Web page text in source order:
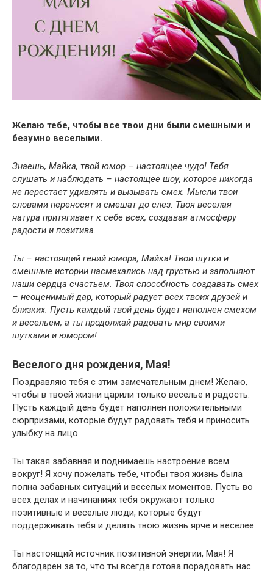
Желаю тебе, чтобы все твои дни были смешными и
безумно веселыми.
Знаешь, Майка, твой юмор – настоящее чудо! Тебя
слушать и наблюдать – настоящее шоу, которое никогда
не перестает удивлять и вызывать смех. Мысли твои
словами переносят и смешат до слез. Твоя веселая
натура притягивает к себе всех, создавая атмосферу
радости и позитива.
Ты – настоящий гений юмора, Майка! Твои шутки и
смешные истории насмехались над грустью и заполняют
наши сердца счастьем. Твоя способность создавать смех
– неоценимый дар, который радует всех твоих друзей и
близких. Пусть каждый твой день будет наполнен смехом
и весельем, а ты продолжай радовать мир своими
шутками и юмором!
Веселого дня рождения, Мая!
Поздравляю тебя с этим замечательным днем! Желаю,
чтобы в твоей жизни царили только веселье и радость.
Пусть каждый день будет наполнен положительными
сюрпризами, которые будут радовать тебя и приносить
улыбку на лицо.
Ты такая забавная и поднимаешь настроение всем
вокруг! Я хочу пожелать тебе, чтобы твоя жизнь была
полна забавных ситуаций и веселых моментов. Пусть во
всех делах и начинаниях тебя окружают только
позитивные и веселые люди, которые будут
поддерживать тебя и делать твою жизнь ярче и веселее.
Ты настоящий источник позитивной энергии, Мая! Я
благодарен за то, что ты всегда готова порадовать нас